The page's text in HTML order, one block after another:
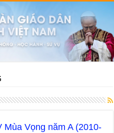
Mùa Vọng năm A (2010-